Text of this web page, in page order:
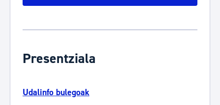
Presentziala
Udalinfo bulegoak